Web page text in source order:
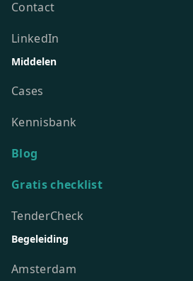
Contact
LinkedIn
Middelen
Cases
Kennisbank
Blog
Gratis checklist
TenderCheck
Begeleiding
Amsterdam